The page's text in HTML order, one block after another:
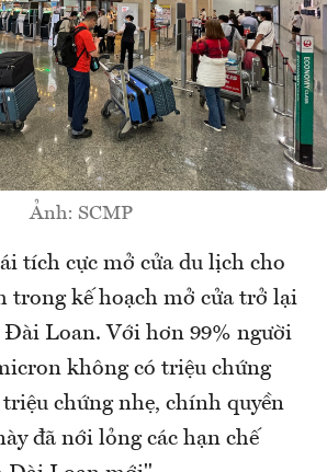
Ảnh: SCMP
tích cực mở cửa du lịch cho
trong kế hoạch mở cửa trở lại
Đài Loan. Với hơn 99% người
không có triệu chứng
triệu chứng nhẹ, chính quyền
đã nới lỏng các hạn chế